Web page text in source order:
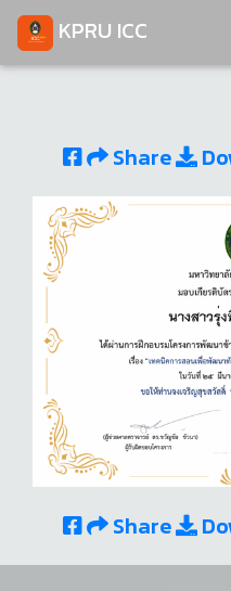
KPRU ICC
Share
Share